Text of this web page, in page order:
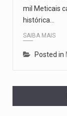
mil Meticais
histórica…
SAIBA MAIS
Posted in